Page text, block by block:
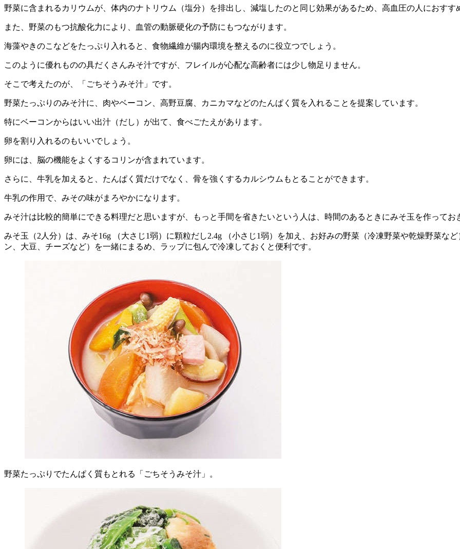
野菜に含まれるカリウムが、体内のナトリウム（塩分）を排出し、減塩したのと同じ効果があるため、高血圧の人におすす
また、野菜のもつ抗酸化力により、血管の動脈硬化の予防にもつながります。
海藻やきのこなどをたっぷり入れると、食物繊維が腸内環境を整えるのに役立つでしょう。
このように優れものの具だくさんみそ汁ですが、フレイルが心配な高齢者には少し物足りません。
そこで考えたのが、「ごちそうみそ汁」です。
野菜たっぷりのみそ汁に、肉やベーコン、高野豆腐、カニカマなどのたんぱく質を入れることを提案しています。
特にベーコンからはいい出汁（だし）が出て、食べごたえがあります。
卵を割り入れるのもいいでしょう。
卵には、脳の機能をよくするコリンが含まれています。
さらに、牛乳を加えると、たんぱく質だけでなく、骨を強くするカルシウムもとることができます。
牛乳の作用で、みその味がまろやかになります。
みそ汁は比較的簡単にできる料理だと思いますが、もっと手間を省きたいという人は、時間のあるときにみそ玉を作ってお
みそ玉（2人分）は、みそ16g （大さじ1弱）に顆粒だし2.4g （小さじ1弱）を加え、お好みの野菜（冷凍野菜や乾燥野菜な
ン、大豆、チーズなど）を一緒にまるめ、ラップに包んで冷凍しておくと便利です。
野菜たっぷりでたんぱく質もとれる「ごちそうみそ汁」。